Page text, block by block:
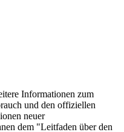
Informationen zum
und den offiziellen
neuer
dem "Leitfaden über den